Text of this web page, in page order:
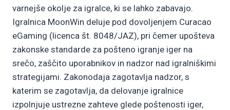
varnejše okolje za igralce, ki se lahko zabavajo.
Igralnica MoonWin deluje pod dovoljenjem Curacao
eGaming (licenca št. 8048/JAZ), pri čemer upošteva
zakonske standarde za pošteno igranje iger na
srečo, zaščito uporabnikov in nadzor nad igralniškimi
strategijami. Zakonodaja zagotavlja nadzor, s
katerim se zagotavlja, da delovanje igralnice
izpolnjuje ustrezne zahteve glede poštenosti iger,